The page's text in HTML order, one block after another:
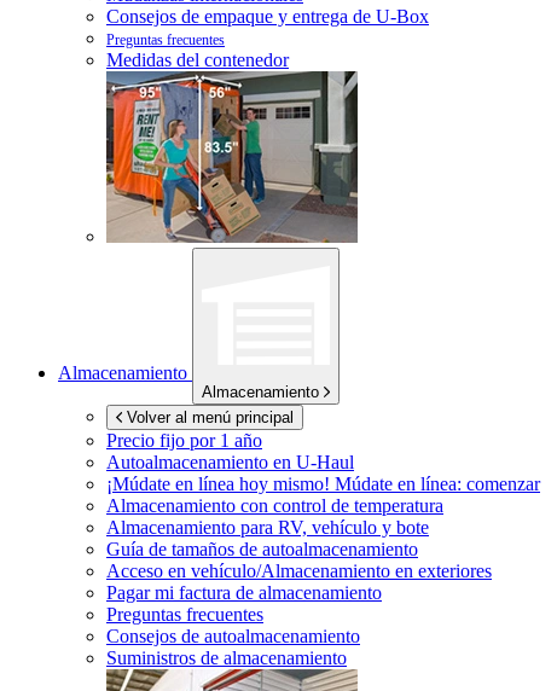
Consejos de empaque y entrega de U-Box
Preguntas frecuentes
Medidas del contenedor
Almacenamiento
Almacenamiento
Volver al menú principal
Precio fijo por 1 año
Autoalmacenamiento en U-Haul
¡Múdate en línea hoy mismo! Múdate en línea: comenzar
Almacenamiento con control de temperatura
Almacenamiento para RV, vehículo y bote
Guía de tamaños de autoalmacenamiento
Acceso en vehículo/Almacenamiento en exteriores
Pagar mi factura de almacenamiento
Preguntas frecuentes
Consejos de autoalmacenamiento
Suministros de almacenamiento